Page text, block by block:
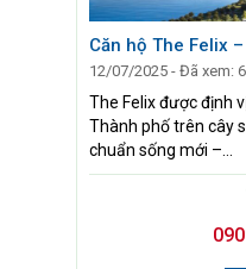
Căn hộ The Felix
12/07/2025 - Đã xem:
The Felix được định
Thành phố trên cây
chuẩn sống mới –...